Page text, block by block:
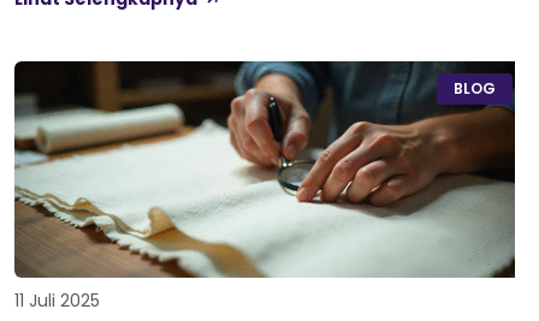
kain tradisional untuk bertransformasi menjadi pusat kreatif
pengalaman dan edukasi kepada pelanggan. Transformasi
Toko Kain Modern dalam […]
BLOG
11 Juli 2025